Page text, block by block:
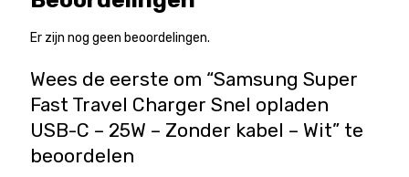
Wit
Er zijn nog geen beoordelingen.
Wees de eerste om “Samsung Super
Fast Travel Charger Snel opladen
USB-C – 25W – Zonder kabel – Wit” te
beoordelen